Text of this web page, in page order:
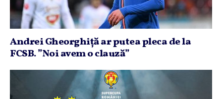
Andrei Gheorghiţă ar putea pleca de la
FCSB. ”Noi avem o clauză”